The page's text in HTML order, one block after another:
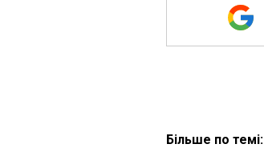
Більше по темі: